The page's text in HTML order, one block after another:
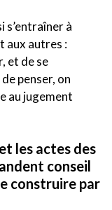
s’entraîner à
aux autres :
et de se
penser, on
au jugement
les actes des
conseil
construire par